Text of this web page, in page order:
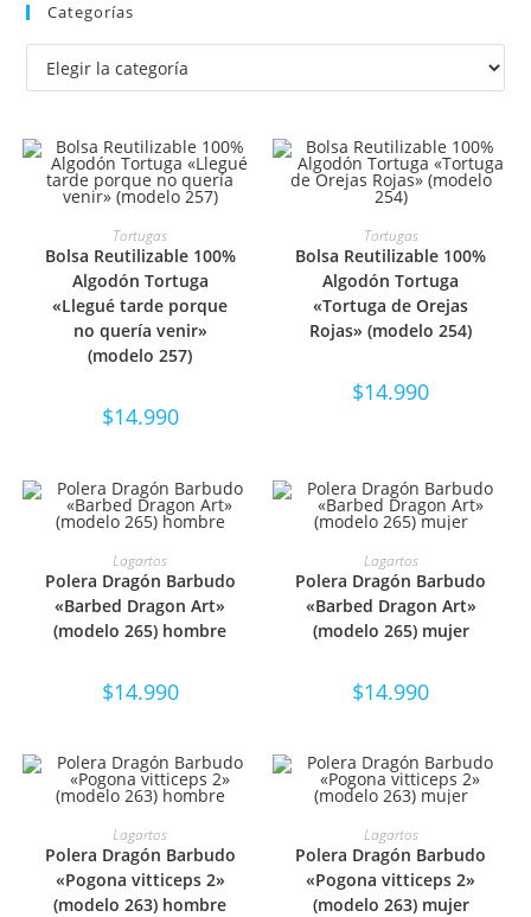
Categorías
SELECCIONAR OPCIONES
Tortugas
Bolsa Reutilizable 100%
Algodón Tortuga
«Llegué tarde porque
no quería venir»
(modelo 257)
$14.990
SELECCIONAR OPCIONES
Tortugas
Bolsa Reutilizable 100%
Algodón Tortuga
«Tortuga de Orejas
Rojas» (modelo 254)
$14.990
SELECCIONAR OPCIONES
Lagartos
Polera Dragón Barbudo
«Barbed Dragon Art»
(modelo 265) hombre
$14.990
SELECCIONAR OPCIONES
Lagartos
Polera Dragón Barbudo
«Barbed Dragon Art»
(modelo 265) mujer
$14.990
SELECCIONAR OPCIONES
Lagartos
Polera Dragón Barbudo
«Pogona vitticeps 2»
(modelo 263) hombre
SELECCIONAR OPCIONES
Lagartos
Polera Dragón Barbudo
«Pogona vitticeps 2»
(modelo 263) mujer